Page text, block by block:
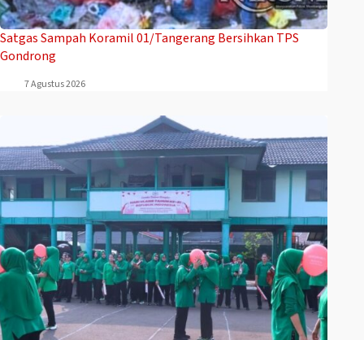
Satgas Sampah Koramil 01/Tangerang Bersihkan TPS
Gondrong
7 Agustus 2026